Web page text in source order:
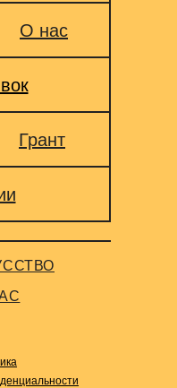
Грант
О нас